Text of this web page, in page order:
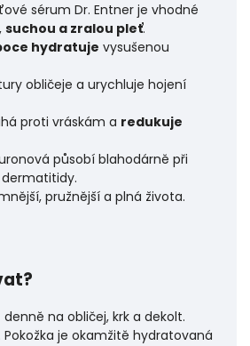
sérum Dr. Entner je vhodné
suchou a zralou pleť.
hydratuje vysušenou
obličeje a urychluje hojení
proti vráskám a redukuje
působí blahodárně při
pružnější a plná života.
denně na obličej, krk a dekolt.
je okamžitě hydratovaná